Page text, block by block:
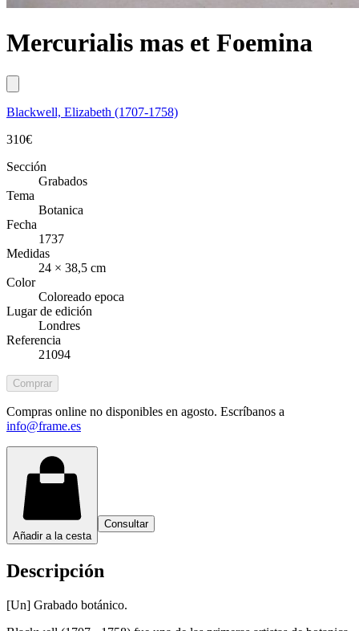
Mercurialis mas et Foemina
Blackwell, Elizabeth (1707-1758)
310€
Sección
Grabados
Tema
Botanica
Fecha
1737
Medidas
24 × 38,5 cm
Color
Coloreado epoca
Lugar de edición
Londres
Referencia
21094
Comprar
Compras online no disponibles en agosto. Escríbanos a
info@frame.es
Añadir a la cesta
Consultar
Descripción
[Un] Grabado botánico.